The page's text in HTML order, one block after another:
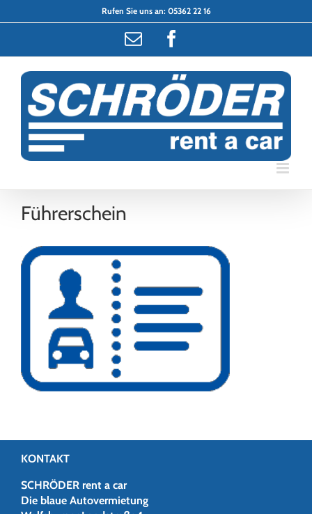
Inhalt
Rufen Sie uns an: 05362 22 16
E-
Mail
Führerschein
KONTAKT
SCHRÖDER rent a car
Die blaue Autovermietung